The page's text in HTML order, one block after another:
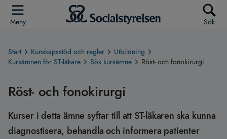
Meny Sök
Start Kunskapsstöd och regler
Utbildning
Kursämnen för ST-läkare
Sök kursämne Röst- och fonokirurgi
Röst- och fonokirurgi
Kurser i detta ämne syftar till att ST-läkaren ska kunna
diagnostisera, behandla och informera patienter